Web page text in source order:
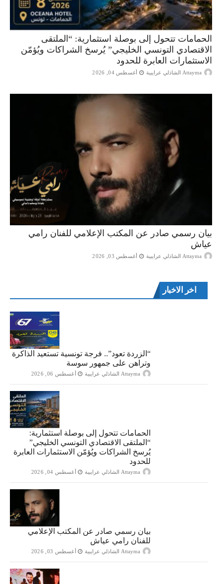
الحمامات تتحول إلى بوصلة استثمارية: “الملتقى
الاقتصادي التونسي الخليجي” يُرسخ الشراكات ويُؤمّن
الاستثمارات العابرة للحدود
Attayma الشاذلي عرايبية أغسطس 04, 2026
بيان رسمي صادر عن المكتب الإعلامي للفنان رامي
عياش
Attayma الشاذلي عرايبية أغسطس 03, 2026
اخر الاخبار
“الزردة تعود”.. فرجة تونسية تستعيد الذاكرة
وتراهن على جمهور سوسة
Attayma الشاذلي عرايبية أغسطس 06, 2026
الحمامات تتحول إلى بوصلة استثمارية:
“الملتقى الاقتصادي التونسي الخليجي”
يُرسخ الشراكات ويُؤمّن الاستثمارات العابرة
للحدود
Attayma الشاذلي عرايبية أغسطس 04, 2026
بيان رسمي صادر عن المكتب الإعلامي
للفنان رامي عياش
Attayma الشاذلي عرايبية أغسطس 03, 2026